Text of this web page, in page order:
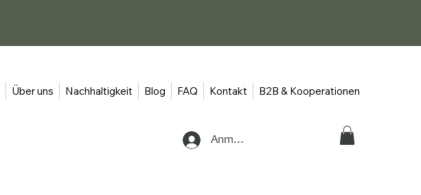
Anmelden
Über uns Nachhaltigkeit Blog FAQ Kontakt B2B & Kooperationen